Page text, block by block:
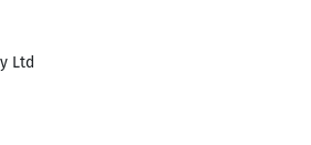
Ltd